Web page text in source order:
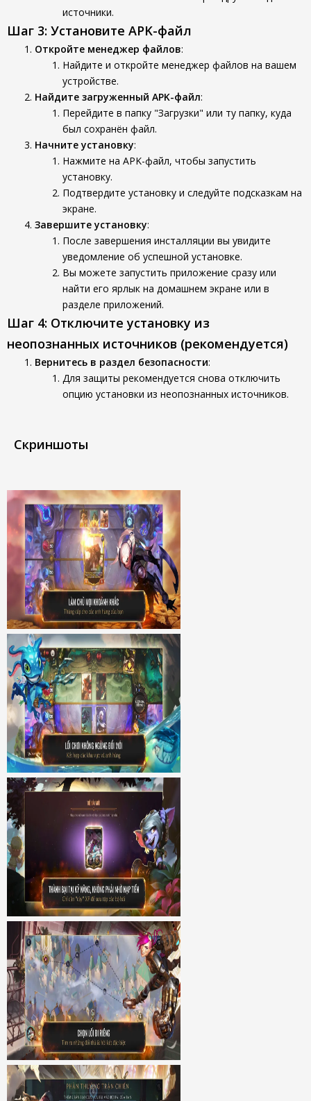
источники.
Шаг 3: Установите APK-файл
Откройте менеджер файлов:
Найдите и откройте менеджер файлов на вашем
устройстве.
Найдите загруженный APK-файл:
Перейдите в папку "Загрузки" или ту папку, куда
был сохранён файл.
Начните установку:
Нажмите на APK-файл, чтобы запустить
установку.
Подтвердите установку и следуйте подсказкам на
экране.
Завершите установку:
После завершения инсталляции вы увидите
уведомление об успешной установке.
Вы можете запустить приложение сразу или
найти его ярлык на домашнем экране или в
разделе приложений.
Шаг 4: Отключите установку из
неопознанных источников (рекомендуется)
Вернитесь в раздел безопасности:
Для защиты рекомендуется снова отключить
опцию установки из неопознанных источников.
Скриншоты